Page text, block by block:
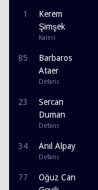
1
Kerem
Şimşek
Kaleci
85
Barbaros
Ataer
Defans
23
Sercan
Duman
Defans
34 Anıl Alpay
Defans
77
Oğuz Can